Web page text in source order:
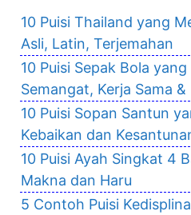
10 Puisi Thailand yang
Asli, Latin, Terjemahan
10 Puisi Sepak Bola
Semangat, Kerja Sama
10 Puisi Sopan Santun
Kebaikan dan
10 Puisi Ayah Singkat 4
Makna dan Haru
5 Contoh Puisi